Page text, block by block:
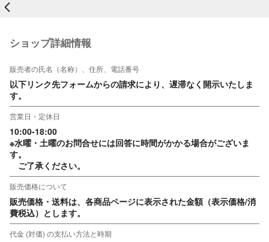
戻る
ショップ詳細情報
販売者の氏名（名称）、住所、電話番号
以下リンク先フォームからの請求により、遅滞なく開示いたしま
す。
営業日・定休日
10:00-18:00
※水曜・土曜のお問合せには回答に時間がかかる場合がございま
す。
ご了承ください。
販売価格について
販売価格・送料は、各商品ページに表示された金額（表示価格/消
費税込）とします。
代金 (対価) の支払い方法と時期